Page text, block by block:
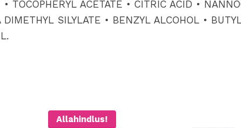
TOCOPHERYL ACETATE • CITRIC ACID •
SILYLATE • BENZYL ALCOHOL •
Allahindlus!